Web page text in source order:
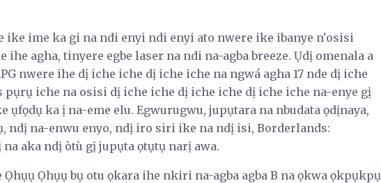
ike ime ka gi na ndi enyi ndi enyi ato nwere ike ibanye n'osisi
agha, tinyere egbe laser na ndi na-agba breeze. Ụdị omenala a
nwere ihe dị iche iche dị iche iche na ngwá agha 17 nde dị iche
pụrụ iche na osisi dị iche iche dị iche iche dị iche iche na-enye gị
ka ị na-eme elu. Egwurugwu, jupụtara na nbudata ọdịnaya,
ndị na-enwu enyo, ndị iro siri ike na ndị isi, Borderlands:
aka ndị òtù gị jupụta ọtụtụ narị awa.
Ọhụụ bụ otu ọkara ihe nkiri na-agba agba B na ọkwa ọkpụkpụ